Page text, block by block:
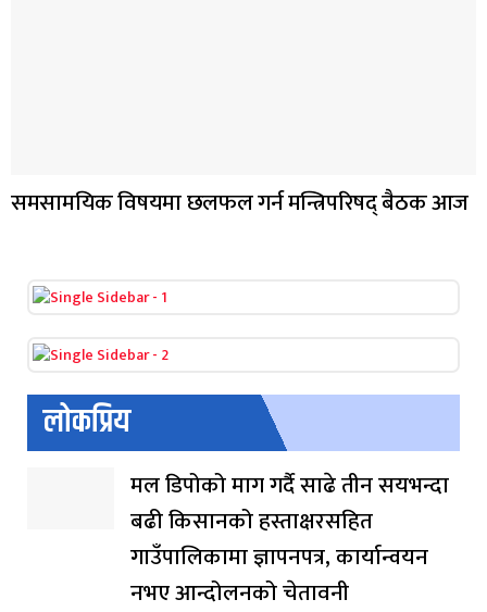
समसामयिक विषयमा छलफल गर्न मन्त्रिपरिषद् बैठक आज
लोकप्रिय
मल डिपोको माग गर्दै साढे तीन सयभन्दा
बढी किसानको हस्ताक्षरसहित
गाउँपालिकामा ज्ञापनपत्र, कार्यान्वयन
नभए आन्दोलनको चेतावनी